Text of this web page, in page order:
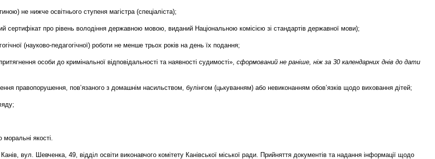
не нижче освітнього ступеня магістра (спеціаліста);
про рівень володіння державною мовою, виданий Національною комісією зі стандартів державної мови);
(науково-педагогічної) роботи не менше трьох років на день їх подання;
особи до кримінальної відповідальності та наявності судимості», сформований не раніше, ніж за 30 календарних днів до дати
правопорушення, пов’язаного з домашнім насильством, булінгом (цькуванням) або невиконанням обов’язків щодо виховання дітей;
якості.
вул. Шевченка, 49, відділ освіти виконавчого комітету Канівської міської ради. Прийняття документів та надання інформації щодо